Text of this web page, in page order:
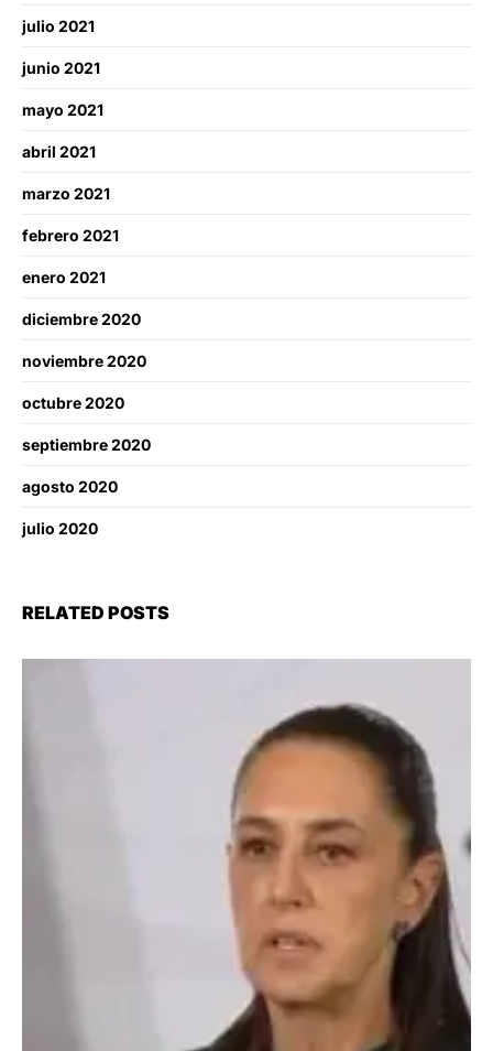
julio 2021
junio 2021
mayo 2021
abril 2021
marzo 2021
febrero 2021
enero 2021
diciembre 2020
noviembre 2020
octubre 2020
septiembre 2020
agosto 2020
julio 2020
RELATED POSTS